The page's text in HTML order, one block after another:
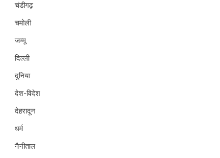
चंडीगढ़
चमोली
जम्मू
दिल्ली
दुनिया
देश-विदेश
देहरादून
धर्म
नैनीताल